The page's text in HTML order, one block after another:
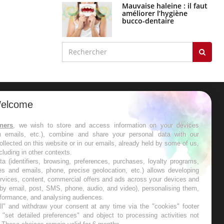
Mauvaise haleine : il faut
améliorer l’hygiène
bucco-dentaire
les semaines les meilleures
, we wish to store and access information on your devices
emails, etc.), combine and share your personal data with our
on this website or in our emails, already held by some of us,
in other contexts.
(identifiers, browsing, preferences, purchases, loyalty programs,
and emails, phone, precise geolocation, etc.) allows developing
content, commercial offers and ads across your devices and
email, post, SMS, phone, audio, and video), personalising them,
and analysing audiences.
and withdraw your consent at any time via the "cookies" footer
detailed preferences" and object to processing activities not